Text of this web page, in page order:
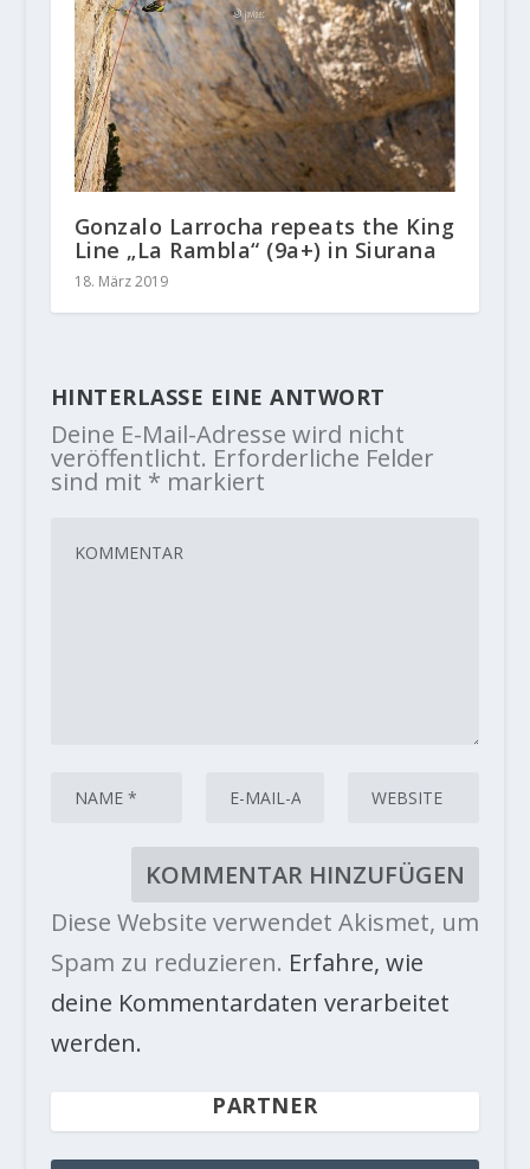
Gonzalo Larrocha repeats the King
Line „La Rambla“ (9a+) in Siurana
18. März 2019
HINTERLASSE EINE ANTWORT
Deine E-Mail-Adresse wird nicht
veröffentlicht. Erforderliche Felder
sind mit * markiert
Diese Website verwendet Akismet, um
Spam zu reduzieren. Erfahre, wie
deine Kommentardaten verarbeitet
werden.
PARTNER